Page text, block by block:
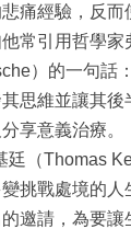
痛經驗，反
常引用哲學家
）的一句話
思維並讓其
享意義治療。
廷（Thomas
挑戰處境的
邀請，為要